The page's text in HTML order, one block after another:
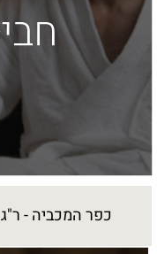
כפר המכביה - ר"ג